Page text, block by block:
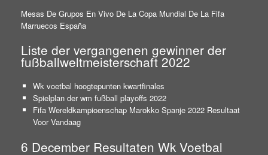
Mesas De Grupos En Vivo De La Copa Mundial De La Fifa
Marruecos España
Liste der vergangenen gewinner der
fußballweltmeisterschaft 2022
Wk voetbal hoogtepunten kwartfinales
Spielplan der wm fußball playoffs 2022
Fifa Wereldkampioenschap Marokko Spanje 2022 Resultaat
Voor Vandaag
6 December Resultaten Wk Voetbal